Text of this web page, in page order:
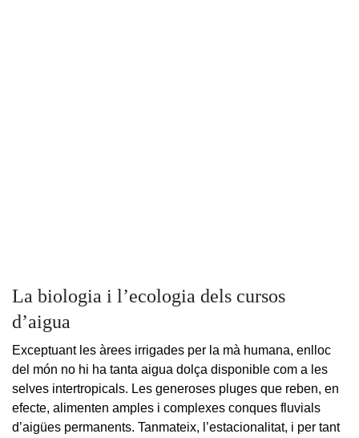
La biologia i l’ecologia dels cursos
d’aigua
Exceptuant les àrees irrigades per la mà humana, enlloc
del món no hi ha tanta aigua dolça disponible com a les
selves intertropicals. Les generoses pluges que reben, en
efecte, alimenten amples i complexes conques fluvials
d’aigües permanents. Tanmateix, l’estacionalitat, i per tant